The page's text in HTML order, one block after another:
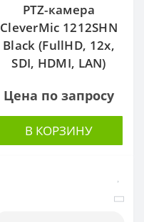
PTZ-камера
CleverMic 1212SHN
Black (FullHD, 12x,
SDI, HDMI, LAN)
Цена по запросу
В КОРЗИНУ